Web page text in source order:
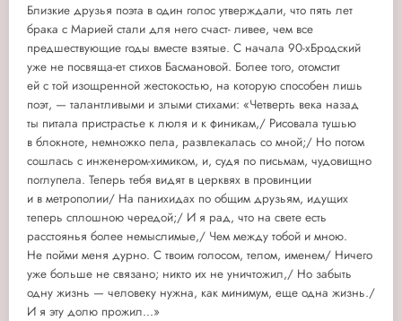
Близкие друзья поэта в один голос утверждали, что пять лет
брака с Марией стали для него счаст- ливее, чем все
предшествующие годы вместе взятые. С начала 90-хБродский
уже не посвяща-ет стихов Басмановой. Более того, отомстит
ей с той изощренной жестокостью, на которую способен лишь
поэт, — талантливыми и злыми стихами: «Четверть века назад
ты питала пристрастье к люля и к финикам,/ Рисовала тушью
в блокноте, немножко пела, развлекалась со мной;/ Но потом
сошлась с инженером-химиком, и, судя по письмам, чудовищно
поглупела. Теперь тебя видят в церквях в провинции
и в метрополии/ На панихидах по общим друзьям, идущих
теперь сплошною чередой;/ И я рад, что на свете есть
расстоянья более немыслимые,/ Чем между тобой и мною.
Не пойми меня дурно. С твоим голосом, телом, именем/ Ничего
уже больше не связано; никто их не уничтожил,/ Но забыть
одну жизнь — человеку нужна, как минимум, еще одна жизнь./
И я эту долю прожил...»